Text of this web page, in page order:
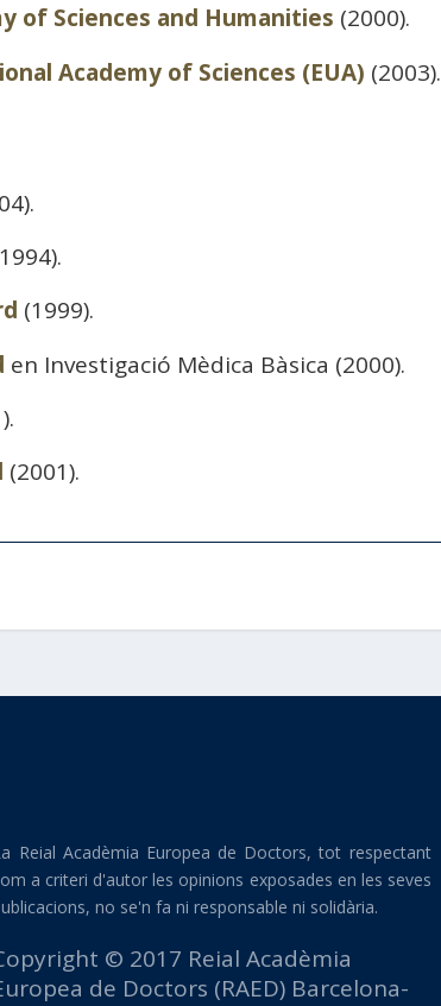
of Sciences and Humanities (2000).
Academy of Sciences (EUA) (2003).
(1999).
en Investigació Mèdica Bàsica (2000).
(2001).
Reial Acadèmia Europea de Doctors, tot respectant
a criteri d'autor les opinions exposades en les seves
no se'n fa ni responsable ni solidària.
© 2017 Reial Acadèmia
de Doctors (RAED) Barcelona-